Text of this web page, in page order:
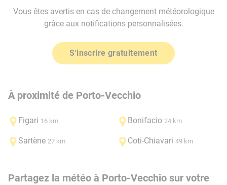
Vous êtes avertis en cas de changement météorologique
grâce aux notifications personnalisées.
S'inscrire gratuitement
À proximité de Porto-Vecchio
Figari 16 km Bonifacio 24 km
Sartène 27 km Coti-Chiavari 49 km
Partagez la météo à Porto-Vecchio sur votre